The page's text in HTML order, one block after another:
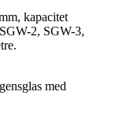
kapacitet
2, SGW-3,